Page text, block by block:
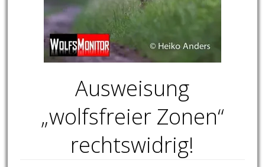
Ausweisung
„wolfsfreier Zonen“
rechtswidrig!